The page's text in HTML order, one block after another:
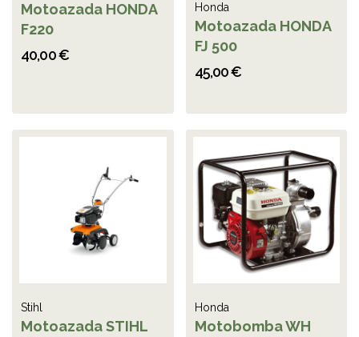
Motoazada HONDA
F220
40,00 €
Honda
Motoazada HONDA
FJ 500
45,00 €
Stihl
Motoazada STIHL
Honda
Motobomba WH